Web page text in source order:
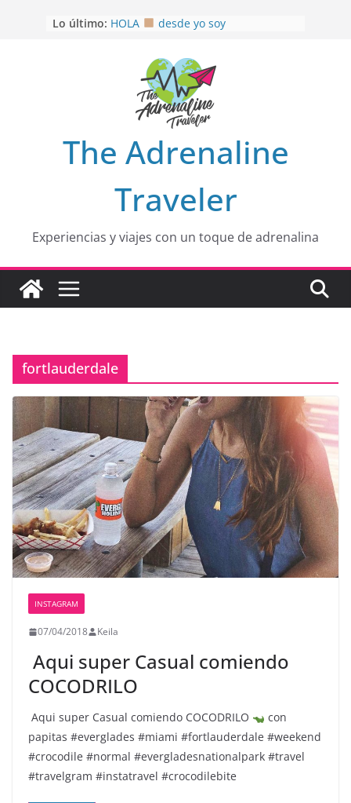
Lo último: HOLA
desde yo soy
EL SENDERO DEL CACAO: Excelente
opción
HOSPEDAJE AL NATURALSHH !!
OTRA PERSPECTIVA de RÍO EL
MULITO!
The Adrenaline
Traveler
Experiencias y viajes con un toque de adrenalina
fortlauderdale
INSTAGRAM
07/04/2018 Keila
️ Aqui super Casual comiendo
COCODRILO
Aqui super Casual comiendo COCODRILO
con
papitas #everglades #miami #fortlauderdale #weekend
#crocodile #normal #evergladesnationalpark #travel
#travelgram #instatravel #crocodilebite